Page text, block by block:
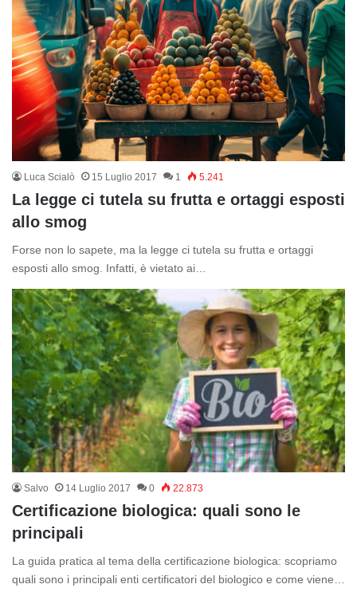
Luca Scialò 15 Luglio 2017 1 5.241
La legge ci tutela su frutta e ortaggi esposti
allo smog
Forse non lo sapete, ma la legge ci tutela su frutta e ortaggi
esposti allo smog. Infatti, è vietato ai…
Salvo 14 Luglio 2017 0 22.873
Certificazione biologica: quali sono le
principali
La guida pratica al tema della certificazione biologica: scopriamo
quali sono i principali enti certificatori del biologico e come viene…